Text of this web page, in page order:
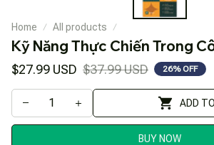
Home All products
Kỹ Năng Thực Chiến Trong
$27.99 USD $37.99 USD 26% OFF
ADD
BUY NOW